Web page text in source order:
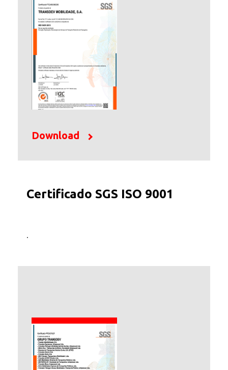
Download
Certificado SGS ISO 9001
.